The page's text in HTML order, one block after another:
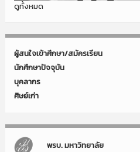
ดูทั้งหมด
ผู้สนใจเข้าศึกษา/สมัครเรียน
นักศึกษาปัจจุบัน
บุคลากร
ศิษย์เก่า
พรบ. มหาวิทยาลัย